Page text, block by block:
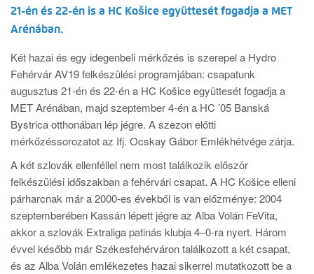
21-én és 22-én is a HC Košice együttesét fogadja a MET
Arénában.
Két hazai és egy idegenbeli mérkőzés is szerepel a Hydro
Fehérvár AV19 felkészülési programjában: csapatunk
augusztus 21-én és 22-én a HC Košice együttesét fogadja a
MET Arénában, majd szeptember 4-én a HC ’05 Banská
Bystrica otthonában lép jégre. A szezon előtti
mérkőzéssorozatot az Ifj. Ocskay Gábor Emlékhétvége zárja.
A két szlovák ellenféllel nem most találkozik először
felkészülési időszakban a fehérvári csapat. A HC Košice elleni
párharcnak már a 2000-es évekből is van előzménye: 2004
szeptemberében Kassán lépett jégre az Alba Volán FeVita,
akkor a szlovák Extraliga patinás klubja 4–0-ra nyert. Három
évvel később már Székesfehérváron találkozott a két csapat,
és az Alba Volán emlékezetes hazai sikerrel mutatkozott be a